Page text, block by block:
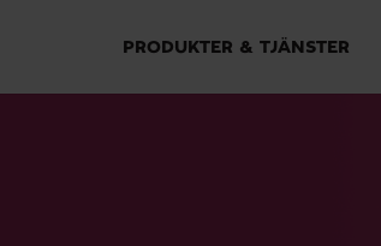
PRODUKTER & TJÄNSTER